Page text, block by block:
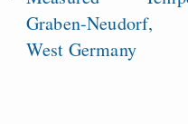
Graben-Neudorf,
West Germany